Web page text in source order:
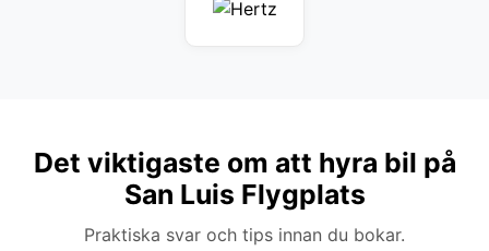
Det viktigaste om att hyra bil på
San Luis Flygplats
Praktiska svar och tips innan du bokar.